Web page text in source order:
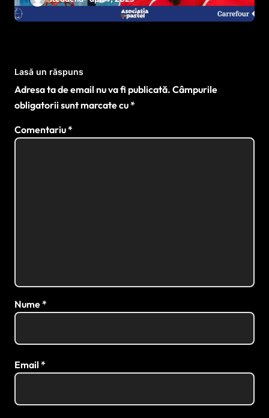
sportului paralimpic
Lasă un răspuns
Adresa ta de email nu va fi publicată. Câmpurile
obligatorii sunt marcate cu*
Comentariu*
Nume*
Email *